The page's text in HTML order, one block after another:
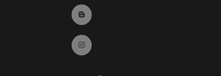
Ir al Blog (abre en ventana nueva)
Ir a Instagram (abre en ventana nueva)